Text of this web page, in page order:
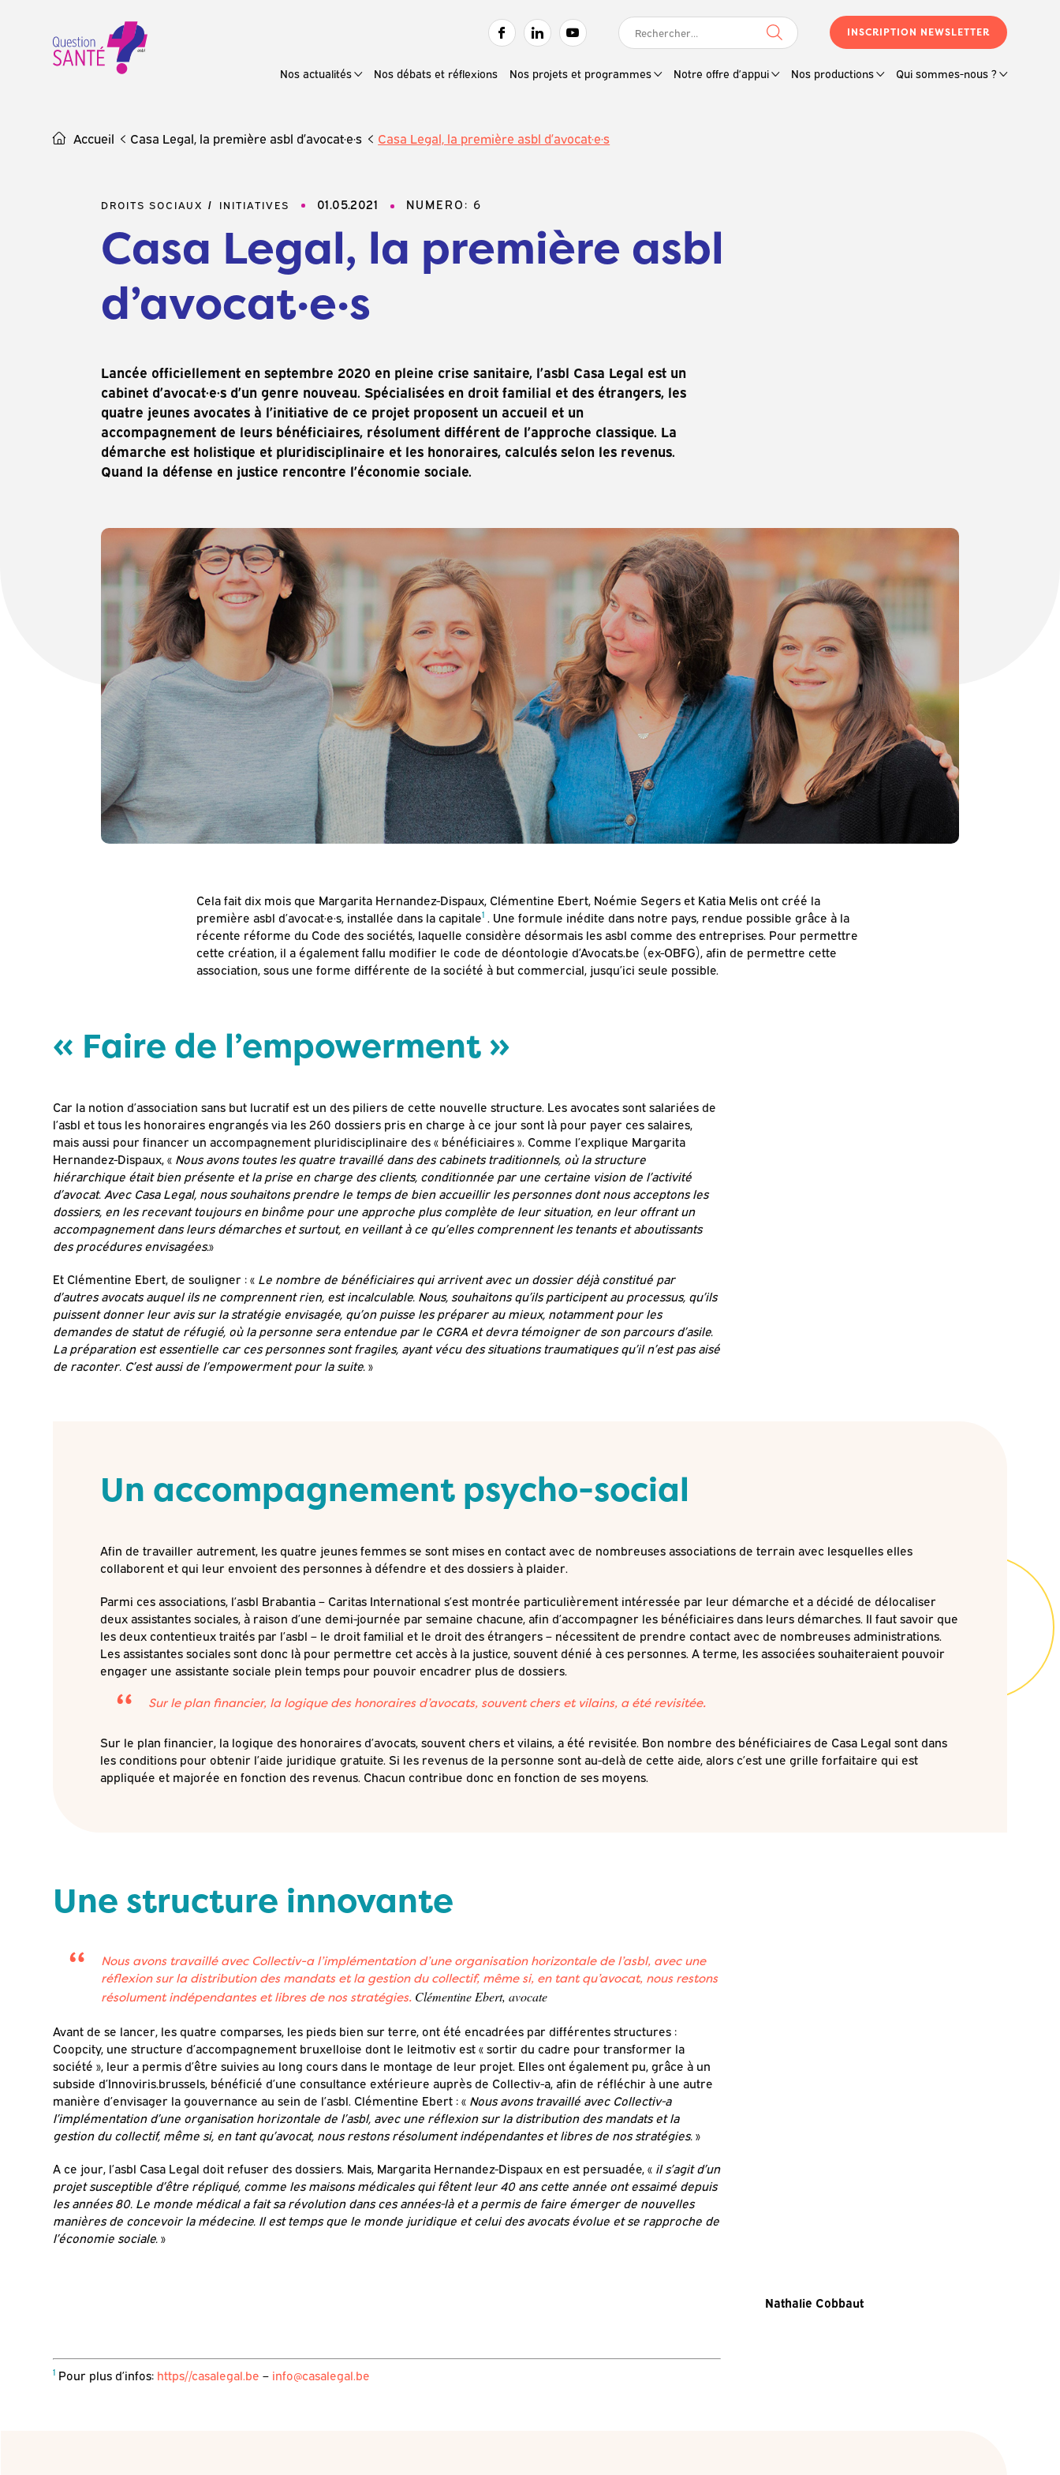
RECHERCHER :
INSCRIPTION NEWSLETTER
Nos actualités Nos débats et réflexions Nos projets et programmes Notre offre d’appui Nos productions Qui sommes-nous ?
Accueil Casa Legal, la première asbl d’avocat·e·s Casa Legal, la première asbl d’avocat·e·s
DROITS SOCIAUX INITIATIVES 01.05.2021 NUMERO: 6
Casa Legal, la première asbl
d’avocat·e·s
Lancée officiellement en septembre 2020 en pleine crise sanitaire, l’asbl Casa Legal est un
cabinet d’avocat·e·s d’un genre nouveau. Spécialisées en droit familial et des étrangers, les
quatre jeunes avocates à l’initiative de ce projet proposent un accueil et un
accompagnement de leurs bénéficiaires, résolument différent de l’approche classique. La
démarche est holistique et pluridisciplinaire et les honoraires, calculés selon les revenus.
Quand la défense en justice rencontre l’économie sociale.
Cela fait dix mois que Margarita Hernandez-Dispaux, Clémentine Ebert, Noémie Segers et Katia Melis ont créé la
première asbl d’avocat·e·s, installée dans la capitale1. Une formule inédite dans notre pays, rendue possible grâce à la
récente réforme du Code des sociétés, laquelle considère désormais les asbl comme des entreprises. Pour permettre
cette création, il a également fallu modifier le code de déontologie d’Avocats.be (ex-OBFG), afin de permettre cette
association, sous une forme différente de la société à but commercial, jusqu’ici seule possible.
« Faire de l’empowerment »
Car la notion d’association sans but lucratif est un des piliers de cette nouvelle structure. Les avocates sont salariées de
l’asbl et tous les honoraires engrangés via les 260 dossiers pris en charge à ce jour sont là pour payer ces salaires,
mais aussi pour financer un accompagnement pluridisciplinaire des « bénéficiaires ». Comme l’explique Margarita
Hernandez-Dispaux, « Nous avons toutes les quatre travaillé dans des cabinets traditionnels, où la structure
hiérarchique était bien présente et la prise en charge des clients, conditionnée par une certaine vision de l’activité
d’avocat. Avec Casa Legal, nous souhaitons prendre le temps de bien accueillir les personnes dont nous acceptons les
dossiers, en les recevant toujours en binôme pour une approche plus complète de leur situation, en leur offrant un
accompagnement dans leurs démarches et surtout, en veillant à ce qu’elles comprennent les tenants et aboutissants
des procédures envisagées.»
Et Clémentine Ebert, de souligner : « Le nombre de bénéficiaires qui arrivent avec un dossier déjà constitué par
d’autres avocats auquel ils ne comprennent rien, est incalculable. Nous, souhaitons qu’ils participent au processus, qu’ils
puissent donner leur avis sur la stratégie envisagée, qu’on puisse les préparer au mieux, notamment pour les
demandes de statut de réfugié, où la personne sera entendue par le CGRA et devra témoigner de son parcours d’asile.
La préparation est essentielle car ces personnes sont fragiles, ayant vécu des situations traumatiques qu’il n’est pas aisé
de raconter. C’est aussi de l’empowerment pour la suite. »
Un accompagnement psycho-social
Afin de travailler autrement, les quatre jeunes femmes se sont mises en contact avec de nombreuses associations de terrain avec lesquelles elles
collaborent et qui leur envoient des personnes à défendre et des dossiers à plaider.
Parmi ces associations, l’asbl Brabantia – Caritas International s’est montrée particulièrement intéressée par leur démarche et a décidé de délocaliser
deux assistantes sociales, à raison d’une demi-journée par semaine chacune, afin d’accompagner les bénéficiaires dans leurs démarches. Il faut savoir que
les deux contentieux traités par l’asbl – le droit familial et le droit des étrangers – nécessitent de prendre contact avec de nombreuses administrations.
Les assistantes sociales sont donc là pour permettre cet accès à la justice, souvent dénié à ces personnes. A terme, les associées souhaiteraient pouvoir
engager une assistante sociale plein temps pour pouvoir encadrer plus de dossiers.
Sur le plan financier, la logique des honoraires d’avocats, souvent chers et vilains, a été revisitée.
Sur le plan financier, la logique des honoraires d’avocats, souvent chers et vilains, a été revisitée. Bon nombre des bénéficiaires de Casa Legal sont dans
les conditions pour obtenir l’aide juridique gratuite. Si les revenus de la personne sont au-delà de cette aide, alors c’est une grille forfaitaire qui est
appliquée et majorée en fonction des revenus. Chacun contribue donc en fonction de ses moyens.
Une structure innovante
Nous avons travaillé avec Collectiv-a l’implémentation d’une organisation horizontale de l’asbl, avec une
réflexion sur la distribution des mandats et la gestion du collectif, même si, en tant qu’avocat, nous restons
résolument indépendantes et libres de nos stratégies. Clémentine Ebert, avocate
Avant de se lancer, les quatre comparses, les pieds bien sur terre, ont été encadrées par différentes structures :
Coopcity, une structure d’accompagnement bruxelloise dont le leitmotiv est « sortir du cadre pour transformer la
société », leur a permis d’être suivies au long cours dans le montage de leur projet. Elles ont également pu, grâce à un
subside d’Innoviris.brussels, bénéficié d’une consultance extérieure auprès de Collectiv-a, afin de réfléchir à une autre
manière d’envisager la gouvernance au sein de l’asbl. Clémentine Ebert : « Nous avons travaillé avec Collectiv-a
l’implémentation d’une organisation horizontale de l’asbl, avec une réflexion sur la distribution des mandats et la
gestion du collectif, même si, en tant qu’avocat, nous restons résolument indépendantes et libres de nos stratégies. »
A ce jour, l’asbl Casa Legal doit refuser des dossiers. Mais, Margarita Hernandez-Dispaux en est persuadée, « il s’agit d’un
projet susceptible d’être répliqué, comme les maisons médicales qui fêtent leur 40 ans cette année ont essaimé depuis
les années 80. Le monde médical a fait sa révolution dans ces années-là et a permis de faire émerger de nouvelles
manières de concevoir la médecine. Il est temps que le monde juridique et celui des avocats évolue et se rapproche de
l’économie sociale. »
Nathalie Cobbaut
1 Pour plus d’infos: https//casalegal.be – info@casalegal.be